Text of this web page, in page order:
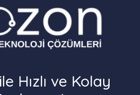
Hızlı ve Kolay